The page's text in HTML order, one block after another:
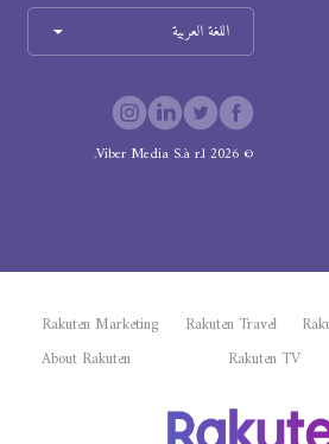
اللغة العربية
©
2026
Viber Media S.à r.l.
Rakuten Travel
Rakuten Marketing
Rakuten TV
About Rakuten